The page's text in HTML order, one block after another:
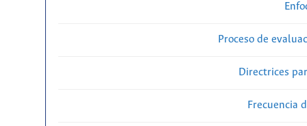
Proceso de
Directrices
Frecuencia